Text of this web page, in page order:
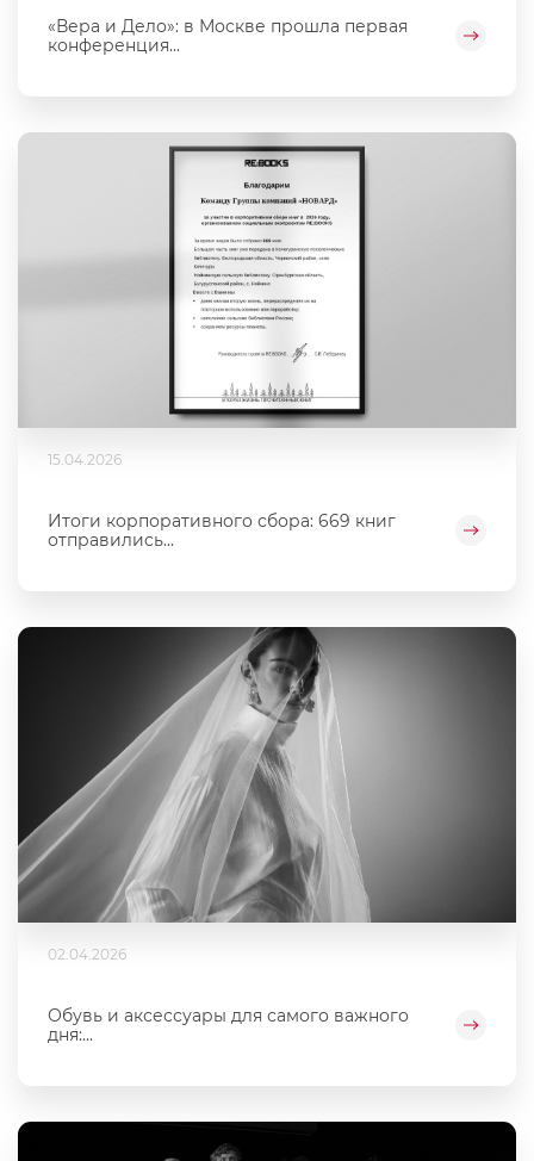
«Вера и Дело»: в Москве прошла первая
конференция...
15.04.2026
Итоги корпоративного сбора: 669 книг
отправились...
02.04.2026
Обувь и аксессуары для самого важного
дня:...